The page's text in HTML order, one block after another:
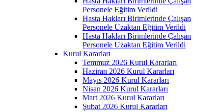
Personele Eğitim Verildi
Hasta Hakları Birimlerinde Çalışan
Personele Uzaktan Eğitim Verildi
Hasta Hakları Birimlerinde Çalışan
Personele Uzaktan Eğitim Verildi
Kurul Kararları
Temmuz 2026 Kurul Kararları
Haziran 2026 Kurul Kararları
Mayıs 2026 Kurul Kararları
Nisan 2026 Kurul Kararları
Mart 2026 Kurul Kararları
Şubat 2026 Kurul Kararları